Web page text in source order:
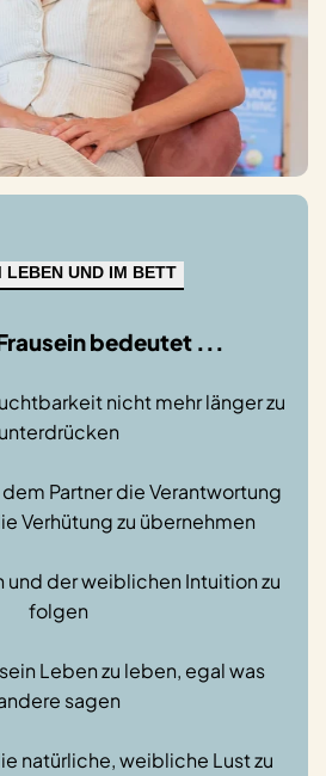
LEBEN UND IM BETT
bedeutet ...
nicht mehr länger zu
unterdrücken
Partner die Verantwortung
Verhütung zu übernehmen
und der weiblichen Intuition zu
folgen
Leben zu leben, egal was
sagen
natürliche, weibliche Lust zu